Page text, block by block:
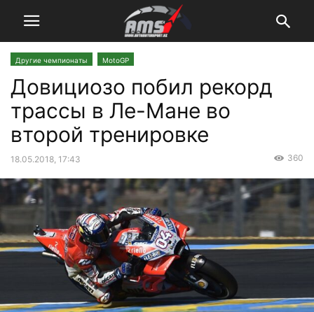
Другие чемпионаты MotoGP
Довициозо побил рекорд
трассы в Ле-Мане во
второй тренировке
18.05.2018, 17:43 360